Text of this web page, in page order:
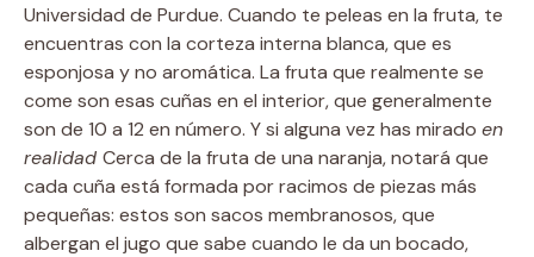
Universidad de Purdue. Cuando te peleas en la fruta, te
encuentras con la corteza interna blanca, que es
esponjosa y no aromática. La fruta que realmente se
come son esas cuñas en el interior, que generalmente
son de 10 a 12 en número. Y si alguna vez has mirado en
realidad Cerca de la fruta de una naranja, notará que
cada cuña está formada por racimos de piezas más
pequeñas: estos son sacos membranosos, que
albergan el jugo que sabe cuando le da un bocado,